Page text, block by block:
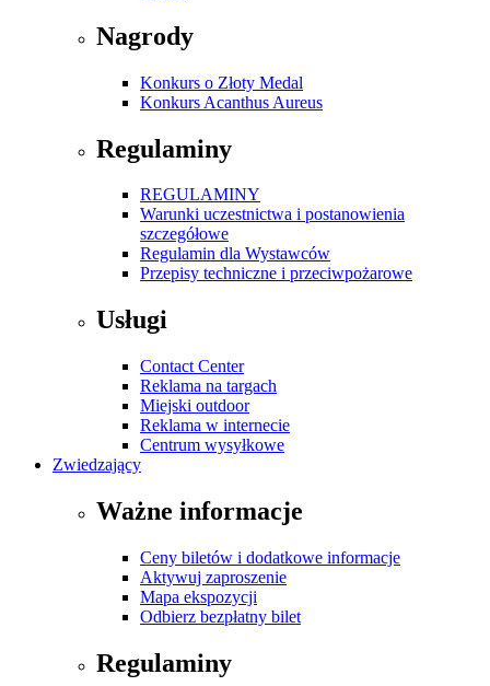
Nagrody
Konkurs o Złoty Medal
Konkurs Acanthus Aureus
Regulaminy
REGULAMINY
Warunki uczestnictwa i postanowienia
szczegółowe
Regulamin dla Wystawców
Przepisy techniczne i przeciwpożarowe
Usługi
Contact Center
Reklama na targach
Miejski outdoor
Reklama w internecie
Centrum wysyłkowe
Zwiedzający
Ważne informacje
Ceny biletów i dodatkowe informacje
Aktywuj zaproszenie
Mapa ekspozycji
Odbierz bezpłatny bilet
Regulaminy